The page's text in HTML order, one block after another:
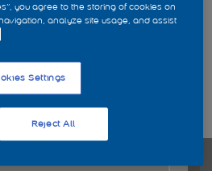
kleurencollectie:
you agree to the storing of cookies on
analyze site usage, and assist
Settings
Reject All